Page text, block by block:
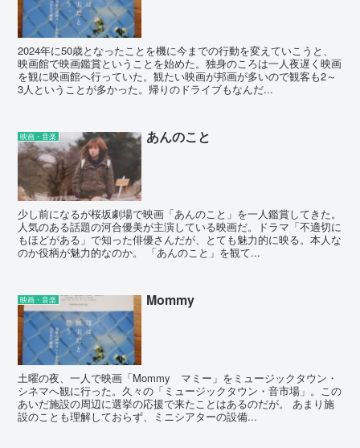
2024年に50歳となったことを機に今までの行動を変えていこうと、
映画館で映画鑑賞ということを始めた。独身のころは一人夜遅く映画
を観に映画館へ行っていた。観たい映画が邦画が多いので観客も2～
3人ということが多かった。帰りのドライブもなんだ...
映画・音楽 あんのこと
少し前になるが桜坂劇場で映画「あんのこと」を一人鑑賞してきた。
人気のある話題の河合優美が主演している映画だ。ドラマ「不適切に
もほどがある」で知った俳優さんだが、とても魅力的に映る。本人な
のか役柄が魅力的なのか。 「あんのこと」を観て...
映画・音楽 Mommy
土曜の夜、一人で映画「Mommy マミー」をミュージックタウン・
シネマへ観に行った。久々の「ミュージックタウン・音市場」。この
あいだ施設の周辺に選挙の応援で来たことはあるのだが。 あまり施
設のことも理解しておらず、ミニシアターの設備...